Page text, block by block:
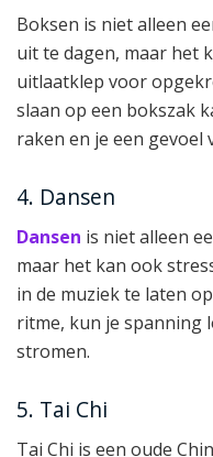
Boksen is niet alleen
uit te dagen, maar het
uitlaatklep voor
slaan op een bokszak
raken en je een gevoel
4. Dansen
Dansen is niet alleen
maar het kan ook
in de muziek te laten
ritme, kun je spanning
stromen.
5. Tai Chi
Tai Chi is een oude